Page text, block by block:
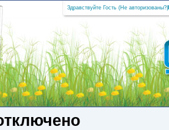
Здравствуйте Гость (Не авторизованы?